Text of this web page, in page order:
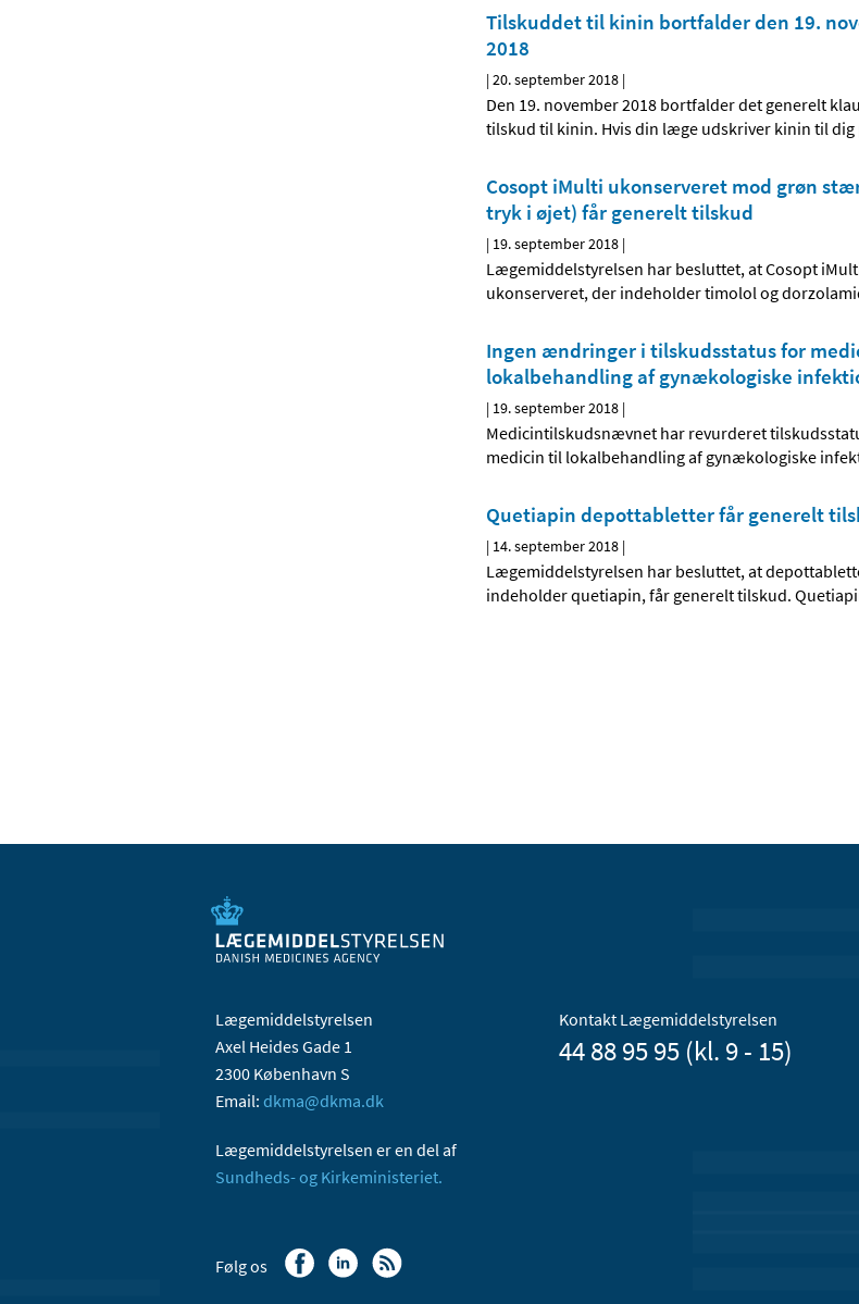
Tilskuddet til kinin bortfalder den 19.
2018
|20. september 2018 |
Den 19. november 2018 bortfalder det generelt
tilskud til kinin. Hvis din læge udskriver kinin til dig
Cosopt iMulti ukonserveret mod grøn
tryk i øjet) får generelt tilskud
| 19. september 2018 |
Lægemiddelstyrelsen har besluttet, at Cosopt
ukonserveret, der indeholder timolol og
Ingen ændringer i tilskudsstatus for
lokalbehandling af gynækologiske
| 19. september 2018 |
Medicintilskudsnævnet har revurderet
medicin til lokalbehandling af gynækologiske
Quetiapin depottabletter får generelt
| 14. september 2018 |
Lægemiddelstyrelsen har besluttet, at
indeholder quetiapin, får generelt tilskud.
Lægemiddelstyrelsen
Axel Heides Gade 1
2300 København S
Email: dkma@dkma.dk
Lægemiddelstyrelsen er en del af
Sundheds- og Kirkeministeriet.
Kontakt Lægemiddelstyrelsen
44 88 95 95 (kl. 9 - 15)
Følg os